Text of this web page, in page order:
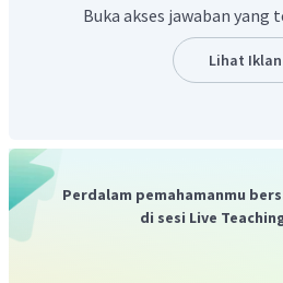
Buka akses jawaban
Lihat Iklan
Perdalam pemahamanmu
di sesi Live